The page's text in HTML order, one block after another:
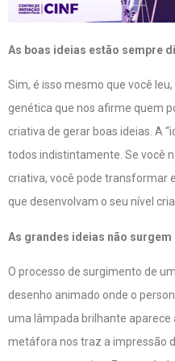
As boas ideias estão sempre
Sim, é isso mesmo que você
genética que nos afirme quem
criativa de gerar boas ideias. A
todos indistintamente. Se você
criativa, você pode transformar
que desenvolvam o seu nível
As grandes ideias não surgem
O processo de surgimento de
desenho animado onde o
uma lâmpada brilhante aparece
metáfora nos traz a impressão